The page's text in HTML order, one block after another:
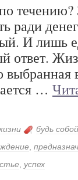
течению?
ради
И лишь
ответ.
…
будь собой
успех